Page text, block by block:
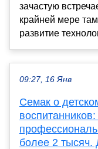
зачастую
крайней мере
развитие
09:27, 16 Янв
Семак о
более 2 тысяч.